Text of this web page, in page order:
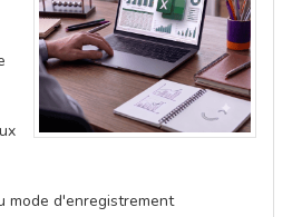
mode d'enregistrement